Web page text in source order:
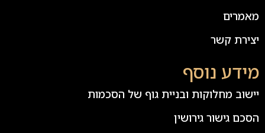
מאמרים
יצירת קשר
מידע נוסף
יישוב מחלוקות ובניית גוף של הסכמות
הסכם גישור גירושין